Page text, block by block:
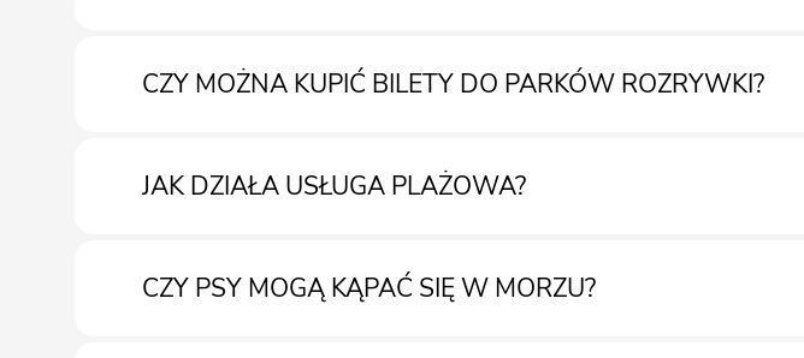
W wiosce znajduje się sklep spożywczy i bazarek.
CZY MOŻNA KUPIĆ BILETY DO PARKÓW ROZRYWKI?
Tak, jest to możliwe.
JAK DZIAŁA USŁUGA PLAŻOWA?
Możesz zarezerwować usługę plażową oddzielnie, w cenie dedykowanej naszym klientom.
CZY PSY MOGĄ KĄPAĆ SIĘ W MORZU?